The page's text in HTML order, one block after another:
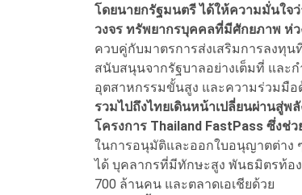
โดยนายกรัฐมนตรี ได้ให้ความมั่นใจ
วงจร ทรัพยากรบุคคลที่มีศักยภาพ ห่
ควบคู่กับมาตรการส่งเสริมการลงทุน
สนับสนุนจากรัฐบาลอย่างเต็มที่ และ
อุตสาหกรรมขั้นสูง และความร่วมมือ
รวมไปถึงไทยเดินหน้าเปลี่ยนผ่านสู่พ
โครงการ Thailand FastPass ซึ่งช่
ในการอนุมัติและออกใบอนุญาตต่าง
ได้ บุคลากรที่มีทักษะสูง พันธมิตรท้อง
700 ล้านคน และตลาดเอเชียด้วย